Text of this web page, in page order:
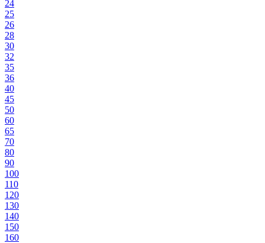
24
25
26
28
30
32
35
36
40
45
50
60
65
70
80
90
100
110
120
130
140
150
160